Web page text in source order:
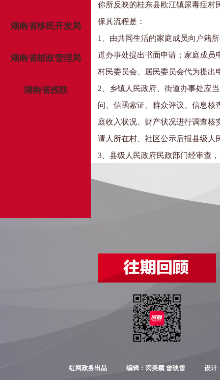
湖南省移民开发局
湖南省邮政管理局
湖南省残联
你所反映的桂东县欧江镇尿毒症村
保其流程是：
1、由共同生活的家庭成员向户籍
道办事处提出书面申请；家庭成员
村民委员会、居民委员会代为提出
2、乡镇人民政府、街道办事处应
问、信函索证、群众评议、信息核
庭收入状况、财产状况进行调查核
请人所在村、社区公示后报县级人
3、县级人民政府民政部门经审查
予以批准，并书面向申请人说明
红网政务出品 编辑：闵美颖 曾映雪 设计